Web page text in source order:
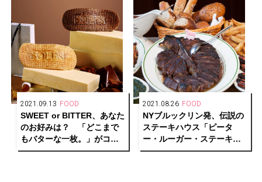
2021.09.13 FOOD
SWEET or BITTER、あなた
のお好みは？ 「どこまで
もバターな一枚。」がコン
セプトのバターゴーフレッ
2021.08.26 FOOD
NYブルックリン発、伝説の
ステーキハウス「ピータ
ー・ルーガー・ステーキハ
ウス」が恵比寿に上陸！